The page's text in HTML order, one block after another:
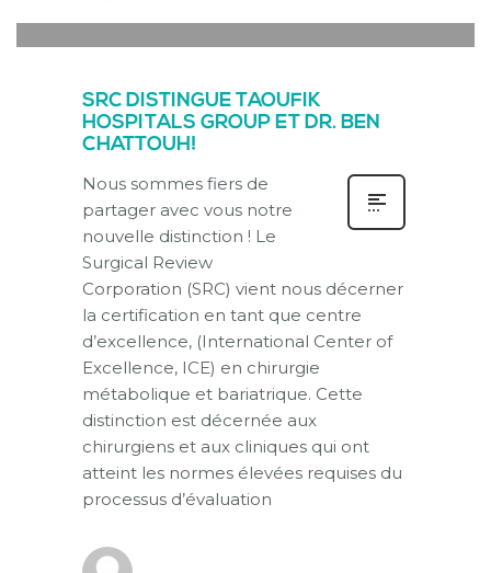
SRC DISTINGUE TAOUFIK
HOSPITALS GROUP ET DR. BEN
CHATTOUH!
Nous sommes fiers de
partager avec vous notre
nouvelle distinction ! Le
Surgical Review
Corporation (SRC) vient nous décerner
la certification en tant que centre
d’excellence, (International Center of
Excellence, ICE) en chirurgie
métabolique et bariatrique. Cette
distinction est décernée aux
chirurgiens et aux cliniques qui ont
atteint les normes élevées requises du
processus d’évaluation